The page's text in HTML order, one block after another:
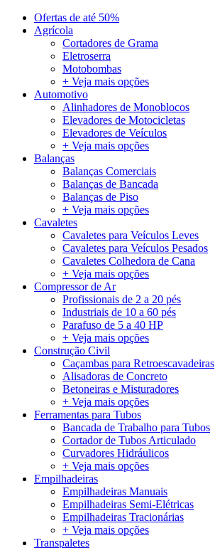
Ofertas de até 50%
Agrícola
Cortadores de Grama
Eletroserra
Motobombas
+ Veja mais opções
Automotivo
Alinhadores de Monoblocos
Elevadores de Motocicletas
Elevadores de Veículos
+ Veja mais opções
Balanças
Balanças Comerciais
Balanças de Bancada
Balanças de Piso
+ Veja mais opções
Cavaletes
Cavaletes para Veículos Leves
Cavaletes para Veículos Pesados
Cavaletes Colhedora de Cana
+ Veja mais opções
Compressor de Ar
Profissionais de 2 a 20 pés
Industriais de 10 a 60 pés
Parafuso de 5 a 40 HP
+ Veja mais opções
Construção Civil
Caçambas para Retroescavadeiras
Alisadoras de Concreto
Betoneiras e Misturadores
+ Veja mais opções
Ferramentas para Tubos
Bancada de Trabalho para Tubos
Cortador de Tubos Articulado
Curvadores Hidráulicos
+ Veja mais opções
Empilhadeiras
Empilhadeiras Manuais
Empilhadeiras Semi-Elétricas
Empilhadeiras Tracionárias
+ Veja mais opções
Transpaletes